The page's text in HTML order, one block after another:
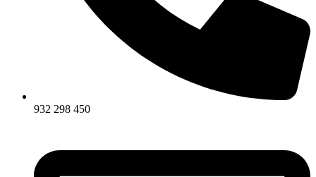
932 298 450